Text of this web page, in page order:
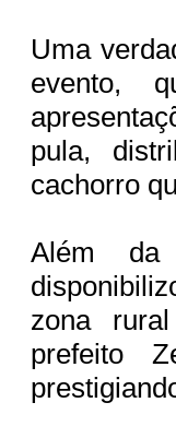
Uma
evento,
pula,
cachorro
Além da
zona
prefeito